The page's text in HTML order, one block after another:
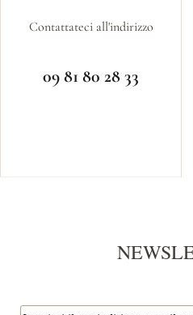
Contattateci all'indirizzo
09 81 80 28 33